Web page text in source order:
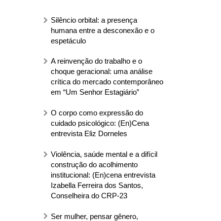
Silêncio orbital: a presença
humana entre a desconexão e o
espetáculo
A reinvenção do trabalho e o
choque geracional: uma análise
crítica do mercado contemporâneo
em “Um Senhor Estagiário”
O corpo como expressão do
cuidado psicológico: (En)Cena
entrevista Eliz Dorneles
Violência, saúde mental e a difícil
construção do acolhimento
institucional: (En)cena entrevista
Izabella Ferreira dos Santos,
Conselheira do CRP-23
Ser mulher, pensar gênero,